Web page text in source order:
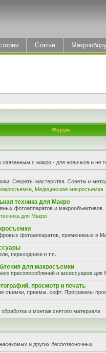
Статьи
Форум
с макро - для новичков и не
Секреты мастерства. Советы и
Медицинская макросъемка
техника для Макро
фотоаппаратов и макрообъективов.
для Макро
фотоаппаратов, применимых в
переходники и т.п.
для макросъемки
присопособлений и аксессуаров для
просмотр и печать
съемки, приемы, софт. Программы
и монтаж снятого материала
и других беспозвоночных